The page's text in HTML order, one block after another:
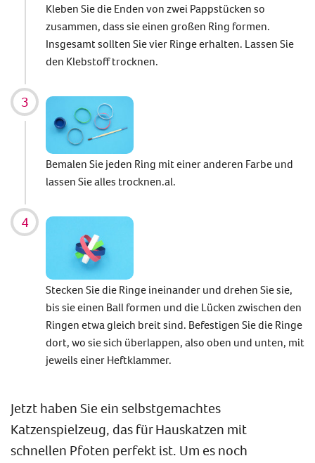
Kleben Sie die Enden von zwei Pappstücken so
zusammen, dass sie einen großen Ring formen.
Insgesamt sollten Sie vier Ringe erhalten. Lassen Sie
den Klebstoff trocknen.
Bemalen Sie jeden Ring mit einer anderen Farbe und
lassen Sie alles trocknen.al.
Stecken Sie die Ringe ineinander und drehen Sie sie,
bis sie einen Ball formen und die Lücken zwischen den
Ringen etwa gleich breit sind. Befestigen Sie die Ringe
dort, wo sie sich überlappen, also oben und unten, mit
jeweils einer Heftklammer.
Jetzt haben Sie ein selbstgemachtes
Katzenspielzeug, das für Hauskatzen mit
schnellen Pfoten perfekt ist. Um es noch